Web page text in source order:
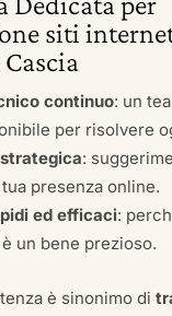
siti
continuo: un
per risolvere
:
presenza online.
ed efficaci:
un bene prezioso.
è sinonimo di